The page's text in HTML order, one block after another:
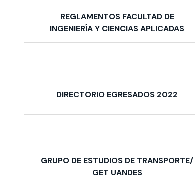
REGLAMENTOS FACULTAD DE
INGENIERÍA Y CIENCIAS APLICADAS
DIRECTORIO EGRESADOS 2022
GRUPO DE ESTUDIOS DE TRANSPORTE/